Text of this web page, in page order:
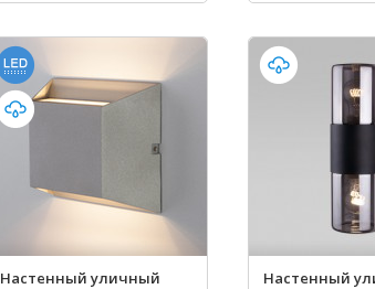
Настенный уличный
Настенный